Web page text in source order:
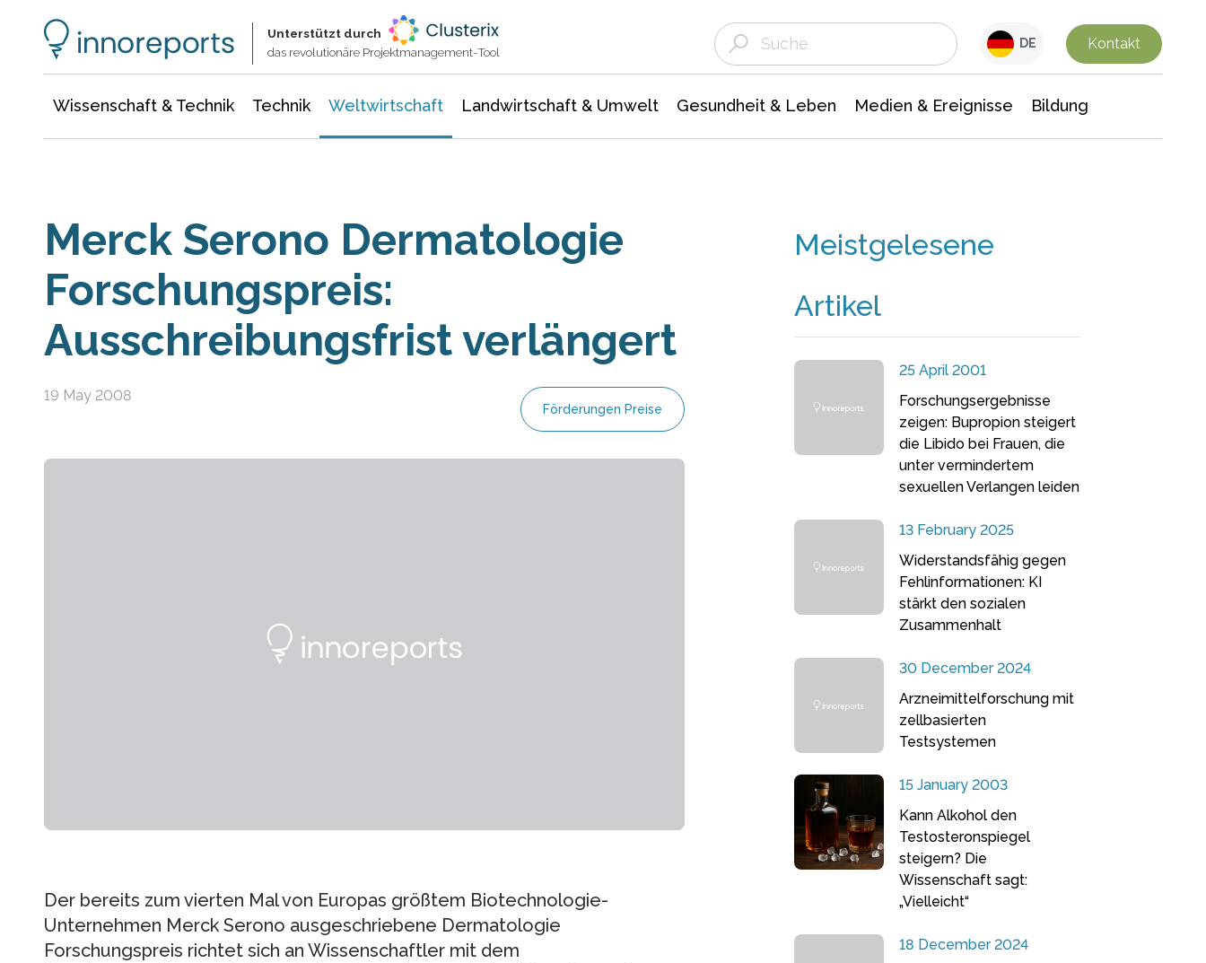
Unterstützt durch
das revolutionäre Projektmanagement-Tool
DE Kontakt
Wissenschaft & Technik Technik Weltwirtschaft Landwirtschaft & Umwelt Gesundheit & Leben Medien & Ereignisse Bildung
Merck Serono Dermatologie
Forschungspreis:
Ausschreibungsfrist verlängert
19 May 2008
Förderungen Preise
Der bereits zum vierten Mal von Europas größtem Biotechnologie-
Unternehmen Merck Serono ausgeschriebene Dermatologie
Forschungspreis richtet sich an Wissenschaftler mit dem
Meistgelesene
Artikel
25 April 2001
Forschungsergebnisse
zeigen: Bupropion steigert
die Libido bei Frauen, die
unter vermindertem
sexuellen Verlangen leiden
13 February 2025
Widerstandsfähig gegen
Fehlinformationen: KI
stärkt den sozialen
Zusammenhalt
30 December 2024
Arzneimittelforschung mit
zellbasierten
Testsystemen
15 January 2003
Kann Alkohol den
Testosteronspiegel
steigern? Die
Wissenschaft sagt:
„Vielleicht“
18 December 2024